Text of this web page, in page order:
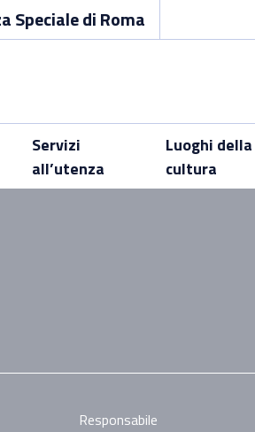
Speciale di Roma
Servizi
all’utenza
Luoghi della
cultura
Responsabile